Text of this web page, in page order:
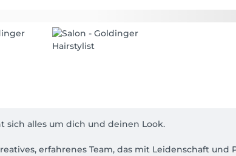
sich alles um dich und deinen Look.
erfahrenes Team, das mit Leidenschaft und